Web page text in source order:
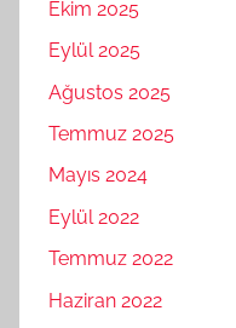
Ekim 2025
Eylül 2025
Ağustos 2025
Temmuz 2025
Mayıs 2024
Eylül 2022
Temmuz 2022
Haziran 2022